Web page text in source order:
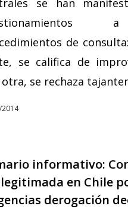
se han
de
se califica de
se rechaza
informativo:
en Chile
derogación